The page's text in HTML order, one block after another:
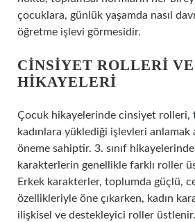
çocuklara, günlük yaşamda nasıl
öğretme işlevi görmesidir.
CINSIYET ROLLERI
HIKAYELERI
Çocuk hikayelerinde cinsiyet rolleri,
kadınlara yüklediği işlevleri anlamak
öneme sahiptir. 3. sınıf
karakterlerin genellikle farklı roller
Erkek karakterler, toplumda güçlü,
özellikleriyle öne çıkarken, kadın
ilişkisel ve destekleyici roller üstlenir.